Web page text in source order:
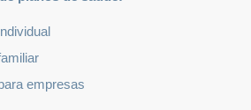
empresas